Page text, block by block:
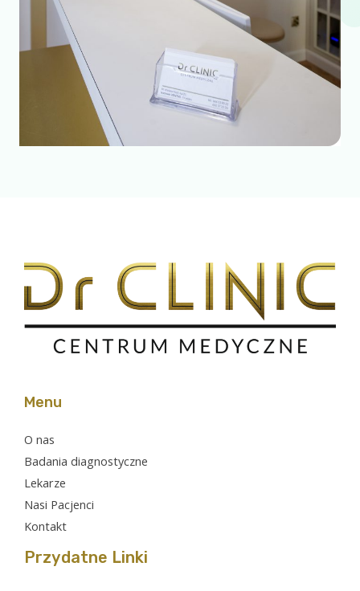
Menu
O nas
Badania diagnostyczne
Lekarze
Nasi Pacjenci
Kontakt
Przydatne Linki